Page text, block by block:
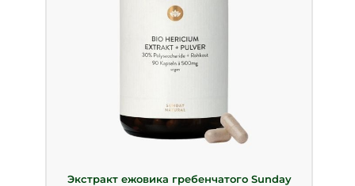
Экстракт ежовика гребенчатого Sunday